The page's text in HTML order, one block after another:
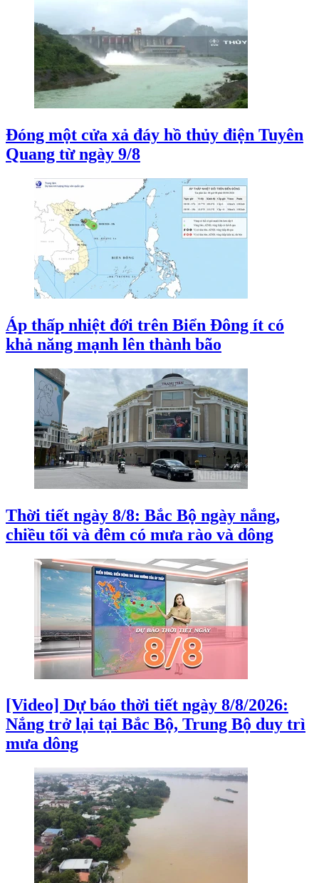
Đóng một cửa xả đáy hồ thủy điện Tuyên
Quang từ ngày 9/8
Áp thấp nhiệt đới trên Biển Đông ít có
khả năng mạnh lên thành bão
Thời tiết ngày 8/8: Bắc Bộ ngày nắng,
chiều tối và đêm có mưa rào và dông
[Video] Dự báo thời tiết ngày 8/8/2026:
Nắng trở lại tại Bắc Bộ, Trung Bộ duy trì
mưa dông